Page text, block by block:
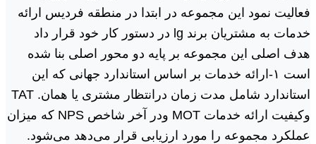
فعالیت نمود این مجموعه در ابتدا در منطقه فردیس ارائه
خدمات به مشتریان برند lg در دستور کار خود قرار داد
هدف اصلی این مجموعه بر پایه دو محور اصلی بنا شده
است ١-ارائه خدمات بر اساس استاندارد جهانی که این
استاندارد شامل مدت زمان درانتظار مشتری یا همان. TAT
وکیفیت ارائه خدمات MOT ودر آخر شاخص NPS که میزان
عملکرد مجموعه را مورد ارزیابی قرار می‌دهد می‌شود.